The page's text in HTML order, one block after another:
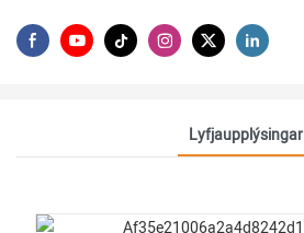
Lyfjaupplýsingar